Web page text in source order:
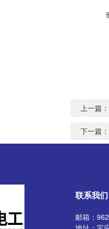
上一篇：
下一篇：
联系我们
邮箱：